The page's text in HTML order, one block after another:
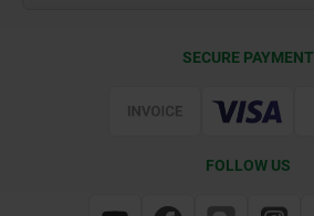
SECURE PAYMENT
FOLLOW US